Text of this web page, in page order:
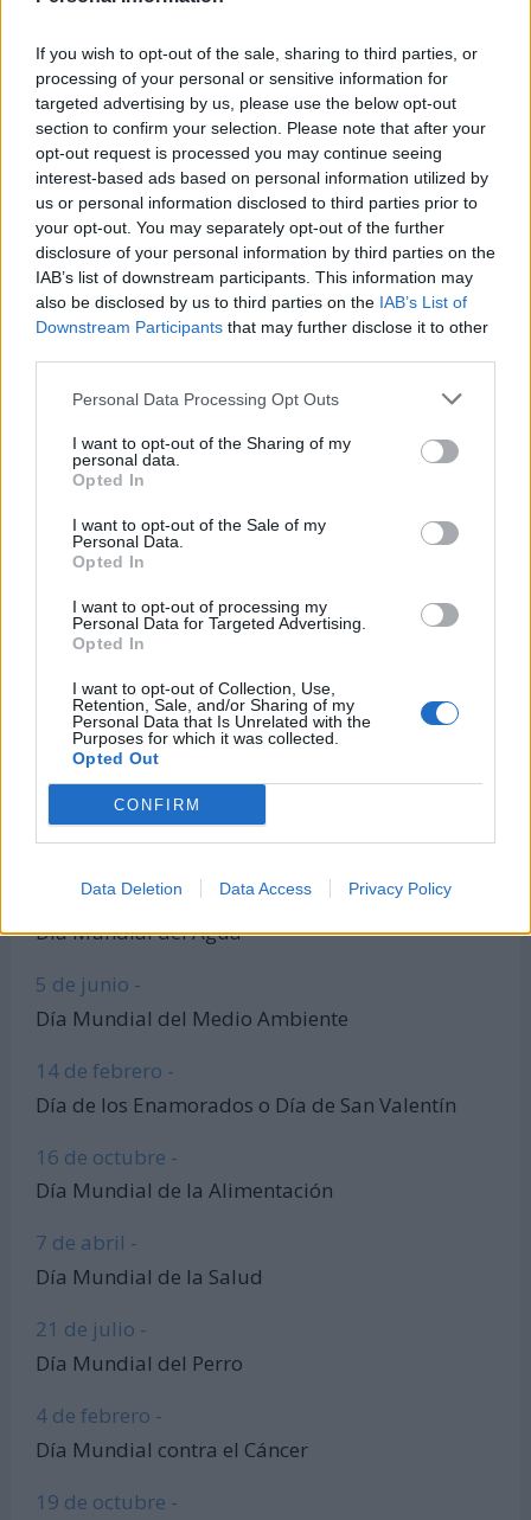
If you wish to opt-out of the sale, sharing to third parties, or
processing of your personal or sensitive information for
targeted advertising by us, please use the below opt-out
section to confirm your selection. Please note that after your
opt-out request is processed you may continue seeing
interest-based ads based on personal information utilized by
us or personal information disclosed to third parties prior to
your opt-out. You may separately opt-out of the further
disclosure of your personal information by third parties on the
IAB’s list of downstream participants. This information may
also be disclosed by us to third parties on the IAB’s List of
Downstream Participants that may further disclose it to other
Personal Data Processing Opt Outs
I want to opt-out of the Sharing of my
personal data.
Opted In
I want to opt-out of the Sale of my
Personal Data.
Opted In
I want to opt-out of processing my
Personal Data for Targeted Advertising.
Opted In
I want to opt-out of Collection, Use,
Retention, Sale, and/or Sharing of my
Personal Data that Is Unrelated with the
Purposes for which it was collected.
Opted Out
CONFIRM
Data Deletion Data Access Privacy Policy
2027
Calculadoras
Calcula la diferencia entre fechas
Sumar o restar días o semanas a una
fecha
Calcular días hábiles
¿Cuántos días he vivido?
Calculadora de Calorías
Todas las calculadoras
Únete al canal de WhatsApp
Entra en nuestro canal de Telegram
Días Más Buscados
8 de marzo -
Día Internacional de la Mujer
22 de marzo -
Día Mundial del Agua
5 de junio -
Día Mundial del Medio Ambiente
14 de febrero -
Día de los Enamorados o Día de San Valentín
16 de octubre -
Día Mundial de la Alimentación
7 de abril -
Día Mundial de la Salud
21 de julio -
Día Mundial del Perro
4 de febrero -
Día Mundial contra el Cáncer
19 de octubre -